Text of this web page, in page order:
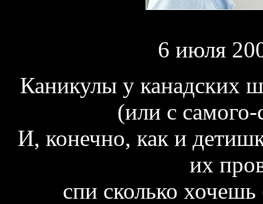
6 июля
Каникулы у канадских
(или с
И, конечно, как и
их
спи сколько